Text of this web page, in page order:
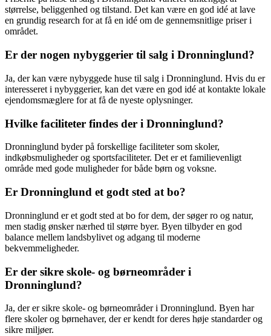
størrelse, beliggenhed og tilstand. Det kan være en god idé at lave
en grundig research for at få en idé om de gennemsnitlige priser i
området.
Er der nogen nybyggerier til salg i Dronninglund?
Ja, der kan være nybyggede huse til salg i Dronninglund. Hvis du er
interesseret i nybyggerier, kan det være en god idé at kontakte lokale
ejendomsmæglere for at få de nyeste oplysninger.
Hvilke faciliteter findes der i Dronninglund?
Dronninglund byder på forskellige faciliteter som skoler,
indkøbsmuligheder og sportsfaciliteter. Det er et familievenligt
område med gode muligheder for både børn og voksne.
Er Dronninglund et godt sted at bo?
Dronninglund er et godt sted at bo for dem, der søger ro og natur,
men stadig ønsker nærhed til større byer. Byen tilbyder en god
balance mellem landsbylivet og adgang til moderne
bekvemmeligheder.
Er der sikre skole- og børneområder i
Dronninglund?
Ja, der er sikre skole- og børneområder i Dronninglund. Byen har
flere skoler og børnehaver, der er kendt for deres høje standarder og
sikre miljøer.